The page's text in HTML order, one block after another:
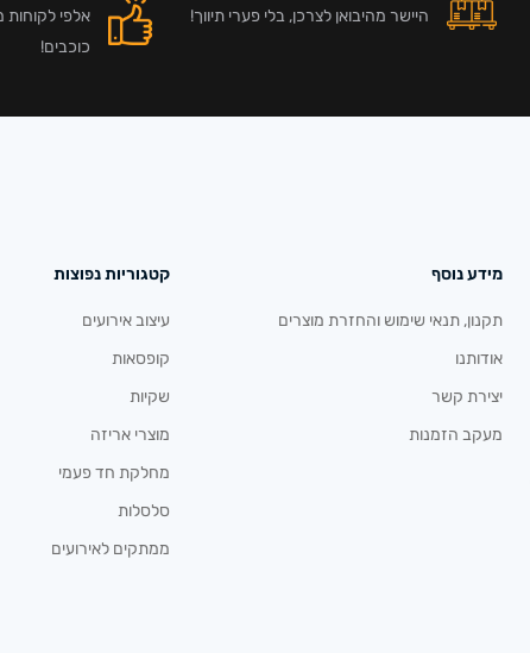
היישר מהיבואן לצרכן, בלי פערי תיווך!
כוכבים!
מידע נוסף
תקנון, תנאי שימוש והחזרת מוצרים
אודותנו
יצירת קשר
מעקב הזמנות
קטגוריות נפוצות
עיצוב אירועים
קופסאות
שקיות
מוצרי אריזה
מחלקת חד פעמי
סלסלות
ממתקים לאירועים